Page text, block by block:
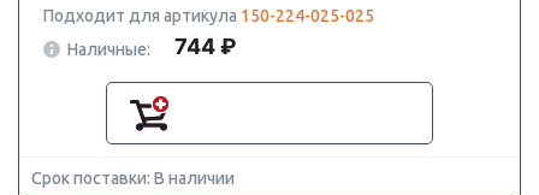
Подходит для артикула 150-224-025-025
Наличные:
744 ₽
Срок поставки: В наличии